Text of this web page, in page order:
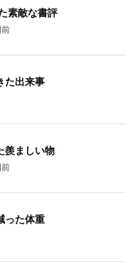
素敵な書評
た出来事
羨ましい物
った体重